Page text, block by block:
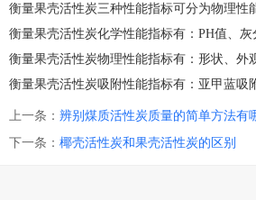
衡量果壳活性炭三种性能指标可分为物理性
衡量果壳活性炭化学性能指标有：PH值、
衡量果壳活性炭物理性能指标有：形状、外
衡量果壳活性炭吸附性能指标有：亚甲蓝吸
上一条： 辨别煤质活性炭质量的简单方法有
下一条： 椰壳活性炭和果壳活性炭的区别